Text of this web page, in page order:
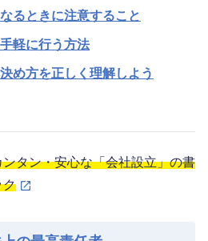
るときに注意すること
軽に行う方法
め方を正しく理解しよう
タン・安心な「会社設立」の書
ク